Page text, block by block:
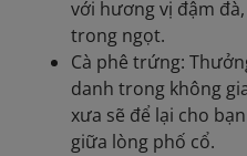
với hương vị đậm
trong ngọt.
Cà phê trứng:
danh trong không
xưa sẽ để lại cho
giữa lòng phố cổ.